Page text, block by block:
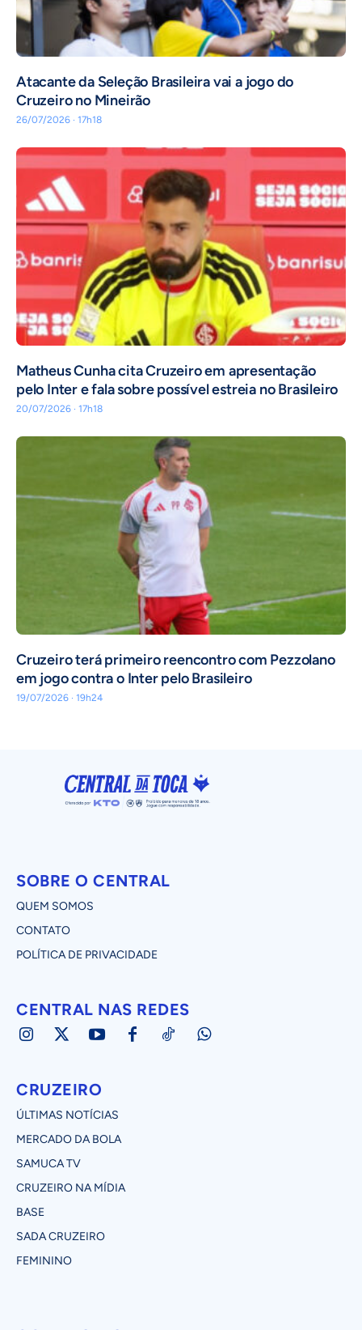
Atacante da Seleção Brasileira vai a jogo do
Cruzeiro no Mineirão
26/07/2026 · 17h18
Matheus Cunha cita Cruzeiro em apresentação
pelo Inter e fala sobre possível estreia no Brasileiro
20/07/2026 · 17h18
Cruzeiro terá primeiro reencontro com Pezzolano
em jogo contra o Inter pelo Brasileiro
19/07/2026 · 19h24
SOBRE O CENTRAL
QUEM SOMOS
CONTATO
POLÍTICA DE PRIVACIDADE
CENTRAL NAS REDES
CRUZEIRO
ÚLTIMAS NOTÍCIAS
MERCADO DA BOLA
SAMUCA TV
CRUZEIRO NA MÍDIA
BASE
SADA CRUZEIRO
FEMININO